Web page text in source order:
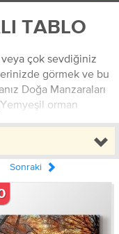
TABLO
çok sevdiğiniz
görmek ve bu
Doğa Manzaraları
orman
uçsuz bucaksız
kumsallar, ağaçlar,
bekliyor.
Sonraki